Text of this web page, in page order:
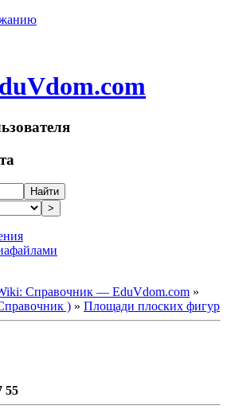
Найти
>
Справочник — EduVdom.com »
) » Площади плоских фигур
55